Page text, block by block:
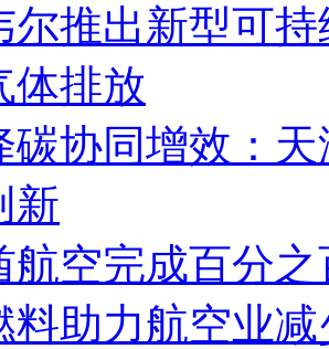
尔推出新型可
体排放
碳协同增效：
新
航空完成百分
料助力航空业